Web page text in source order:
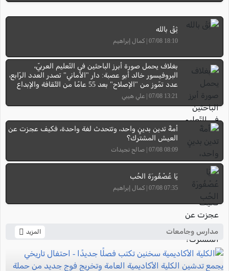
ثِقْ بالله
18:10 07/08 | كمال إبراهيم
بغلاف يحمل صورة أبرز الباحثين في التّعليم العربيّ،
البروفيسور خالد أبو عصبة: دار "الأماني" تصدر العدد الرّابع،
عدد تمّوز من "الإصلاح" بعد 55 عامًا من الثّقافة والإبداع
13:21 07/08 | علي هيبي
أمةٌ تدين بدينٍ واحد، وتتحدث لغة واحدة، فكيف عجزت عن
العيش المشترك؟
08:09 07/08 | صالح نجيدات
يَا عُصْفُورَةَ الحُب
07:35 07/08 | كمال إبراهيم
مدارس وجامعات المزيد